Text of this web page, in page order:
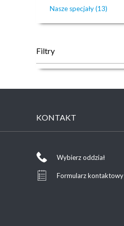
Nasze specjały (13)
Filtry
KONTAKT
Wybierz oddział
Formularz kontaktowy